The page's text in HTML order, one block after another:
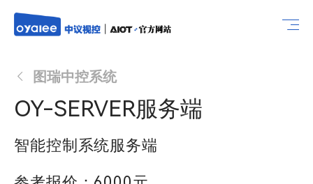
图瑞中控系统
OY-SERVER服务端
智能控制系统服务端